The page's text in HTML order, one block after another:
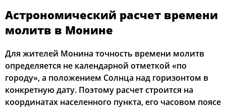
12, Ср 04:53 12:32 20:11
02:34
14, Пт 02:35 04:57 12:32 16:36 20:06
15, Сб 02:36 04:59 12:32 16:35 20:04
Астрономический расчет времени
молитв в Монине
Для жителей Монина точность времени молитв
определяется не календарной отметкой «по
городу», а положением Солнца над горизонтом в
конкретную дату. Поэтому расчет строится на
координатах населенного пункта, его часовом поясе